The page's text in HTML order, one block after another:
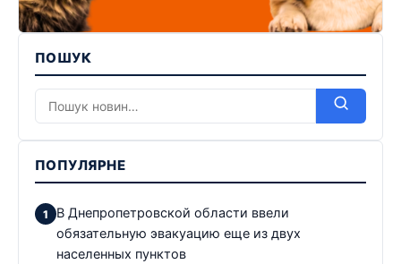
ПОШУК
ПОПУЛЯРНЕ
В Днепропетровской области ввели
обязательную эвакуацию еще из двух
населенных пунктов